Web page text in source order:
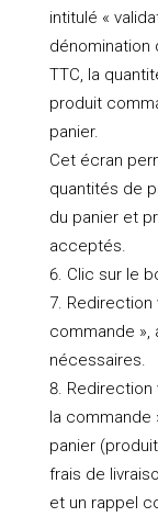
intitulé «
dénomination
TTC, la
produit
panier.
Cet écran
quantités de
du panier et
acceptés.
Clic sur le
Redirection
commande »,
nécessaires.
Redirection
la commande
panier
frais de
et un rappel